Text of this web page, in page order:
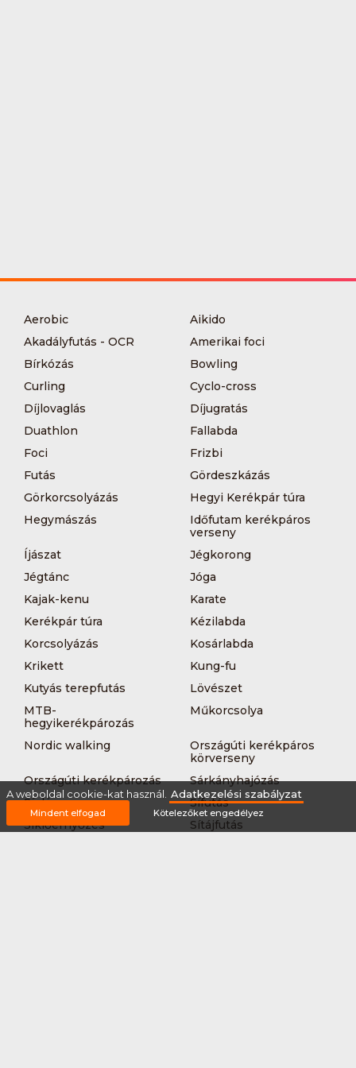
Aerobic
Aikido
Akadályfutás - OCR
Amerikai foci
Bírkózás
Bowling
Curling
Cyclo-cross
Díjlovaglás
Díjugratás
Duathlon
Fallabda
Foci
Frizbi
Futás
Gördeszkázás
Görkorcsolyázás
Hegyi Kerékpár túra
Hegymászás
Időfutam kerékpáros
verseny
Íjászat
Jégkorong
Jégtánc
Jóga
Kajak-kenu
Karate
Kerékpár túra
Kézilabda
Korcsolyázás
Kosárlabda
Krikett
Kung-fu
Kutyás terepfutás
Lövészet
MTB-
hegyikerékpározás
Műkorcsolya
Nordic walking
Országúti kerékpáros
körverseny
Országúti kerékpározás
Sárkányhajózás
Síelés
Sífutás
Siklőernyőzés
Sítájfutás
A weboldal cookie-kat használ. Adatkezelési szabályzat
Mindent elfogad Kötelezőket engedélyez